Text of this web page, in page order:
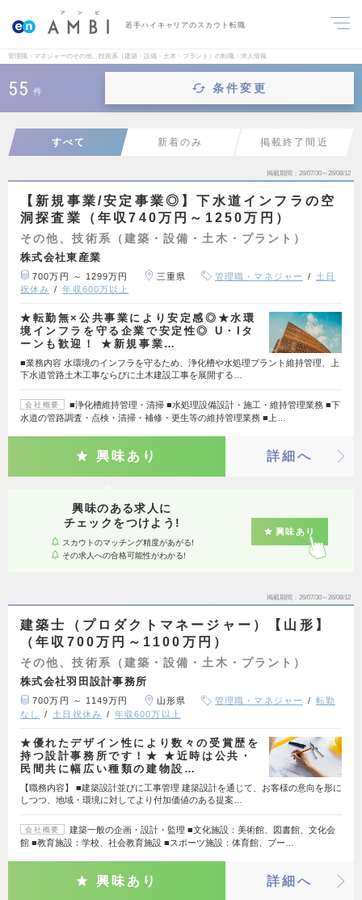
若手ハイキャリアのスカウト転職
管理職・マネジャーのその他、技術系（建築・設備・土木・プラント）の転職・求人情報
55 件 条件変更
すべて 新着のみ 掲載終了間近
掲載期間 26/07/30～26/08/12
【新規事業/安定事業◎】下水道インフラの空
洞探査業（年収740万円～1250万円）
その他、技術系（建築・設備・土木・プラント）
株式会社東産業
700万円 ～ 1299万円 三重県 管理職・マネジャー
土日
祝休み
年収600万以上
★転勤無×公共事業により安定感◎★水環
境インフラを守る企業で安定性◎ U・Iタ
ーンも歓迎！ ★新規事業…
■業務内容 水環境のインフラを守るため、浄化槽や水処理プラント維持管理、上
下水道管路土木工事ならびに土木建設工事を展開する…
会社概要
■浄化槽維持管理・清掃 ■水処理設備設計・施工・維持管理業務 ■下
水道の管路調査・点検・清掃・補修・更生等の維持管理業務 ■上…
興味あり 詳細へ
興味のある求人に
チェックをつけよう!
スカウトのマッチング精度があがる!
その求人への合格可能性がわかる!
興味あり
掲載期間 26/07/30～26/08/12
建築士（プロダクトマネージャー）【山形】
（年収700万円～1100万円）
その他、技術系（建築・設備・土木・プラント）
株式会社羽田設計事務所
700万円 ～ 1149万円 山形県 管理職・マネジャー
転勤
なし
土日祝休み 年収600万以上
★優れたデザイン性により数々の受賞歴を
持つ設計事務所です！★ ★近時は公共・
民間共に幅広い種類の建物設…
【職務内容】 ■建築設計並びに工事管理 建築設計を通じて、お客様の意向を形に
しつつ、地域・環境に対してより付加価値のある提案…
会社概要
建築一般の企画・設計・監理 ■文化施設：美術館、図書館、文化会
館 ■教育施設：学校、社会教育施設 ■スポーツ施設：体育館、プー…
興味あり 詳細へ